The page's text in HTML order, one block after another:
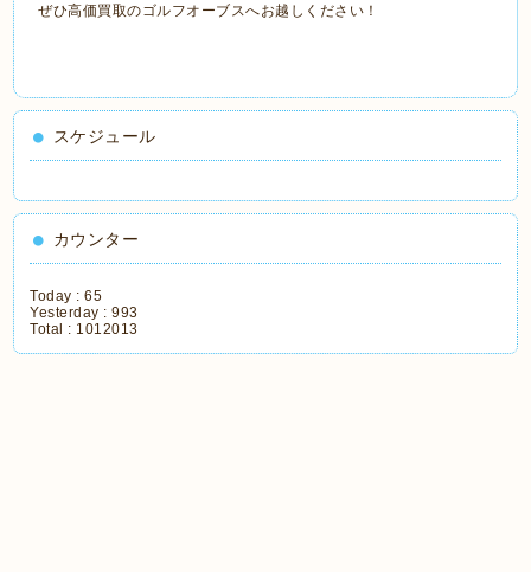
ぜひ高価買取のゴルフオーブスへお越しください！
スケジュール
カウンター
Today :65
Yesterday :993
Total : 1012013